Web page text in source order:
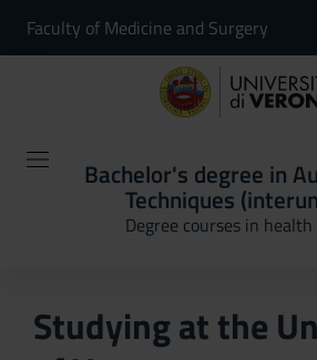
Faculty of Medicine and Surgery
Bachelor's degree in
Techniques
Degree courses in
Studying at the